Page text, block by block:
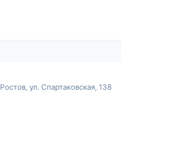
Ростов, ул. Спартаковская, 138